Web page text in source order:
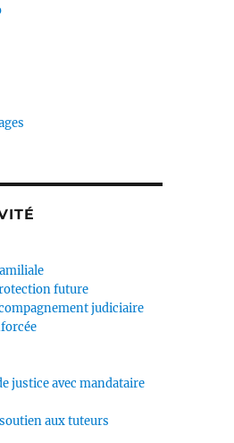
future
judiciaire
justice avec mandataire
aux tuteurs